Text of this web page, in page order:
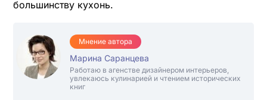
большинству кухонь.
Мнение автора
Марина Саранцева
Работаю в агенстве дизайнером интерьеров,
увлекаюсь кулинарией и чтением исторических
книг